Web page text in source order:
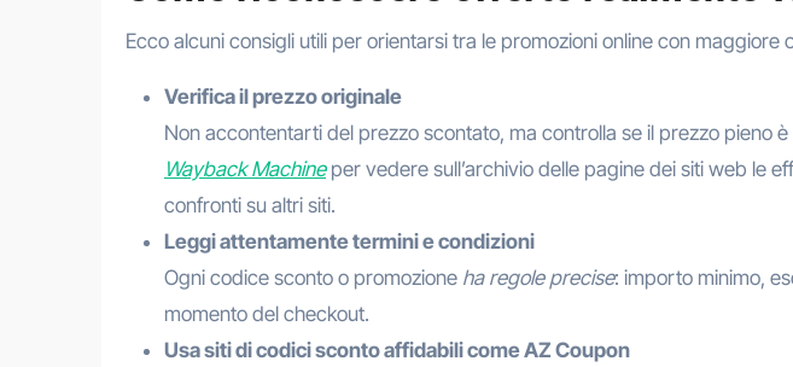
Ecco alcuni consigli utili per orientarsi tra le promozioni online con maggiore
Verifica il prezzo originale
Non accontentarti del prezzo scontato, ma controlla se il prezzo pieno
Wayback Machineper vedere sull’archivio delle pagine dei siti web le
confronti su altri siti.
Leggi attentamente termini e condizioni
Ogni codice sconto o promozione ha regole precise: importo minimo,
momento del checkout.
Usa siti di codici sconto affidabili come AZ Coupon